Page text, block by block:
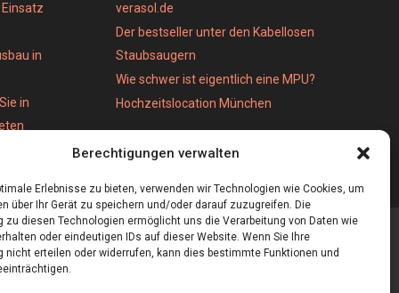
Berechtigungen verwalten
Erlebnisse zu bieten, verwenden wir Technologien wie Cookies, um
über Ihr Gerät zu speichern und/oder darauf zuzugreifen. Die
zu diesen Technologien ermöglicht uns die Verarbeitung von Daten wie
oder eindeutigen IDs auf dieser Website. Wenn Sie Ihre
nicht erteilen oder widerrufen, kann dies bestimmte Funktionen und
in
in
verasol.de
Der bestseller unter den Kabellosen
Staubsaugern
Wie schwer ist eigentlich eine MPU?
Hochzeitslocation München